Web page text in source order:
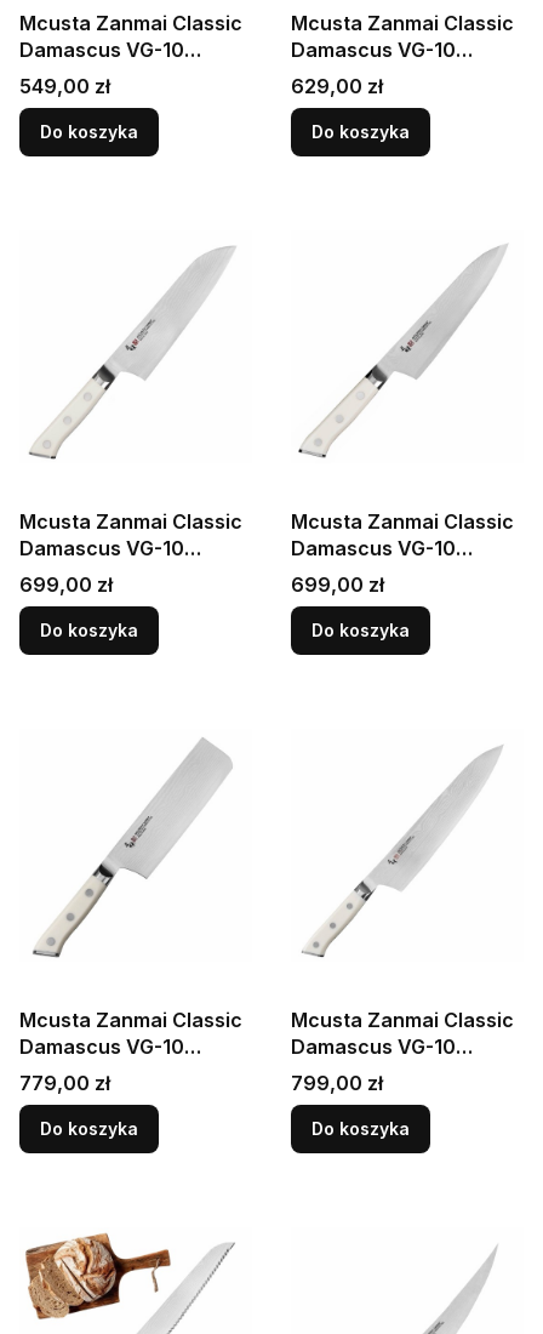
Mcusta Zanmai Classic
Damascus VG-10
Corian Japoński Nóż
Uniwersalny 11cm
Cena
549,00 zł
Do koszyka
Mcusta Zanmai Classic
Damascus VG-10
Corian Japoński Nóż
Uniwersalny 15cm
Cena
629,00 zł
Do koszyka
Mcusta Zanmai Classic
Damascus VG-10
Corian Japoński Nóż
Santoku 18cm
Cena
699,00 zł
Do koszyka
Mcusta Zanmai Classic
Damascus VG-10
Corian Japoński Nóż
Szefa Kuchni 18cm
Cena
699,00 zł
Do koszyka
Mcusta Zanmai Classic
Damascus VG-10
Corian Japoński Nóż
Tasak Nakiri 18cm
Cena
779,00 zł
Do koszyka
Mcusta Zanmai Classic
Damascus VG-10
Corian Japoński Nóż
Szefa Kuchni 21cm
Cena
799,00 zł
Do koszyka